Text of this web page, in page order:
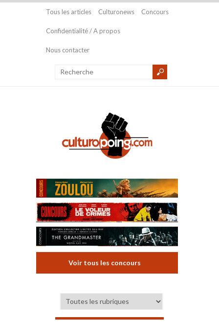
Tous les articles Culturonews Concours
Confidentialité / A propos
Nous contacter
Voir tous les concours